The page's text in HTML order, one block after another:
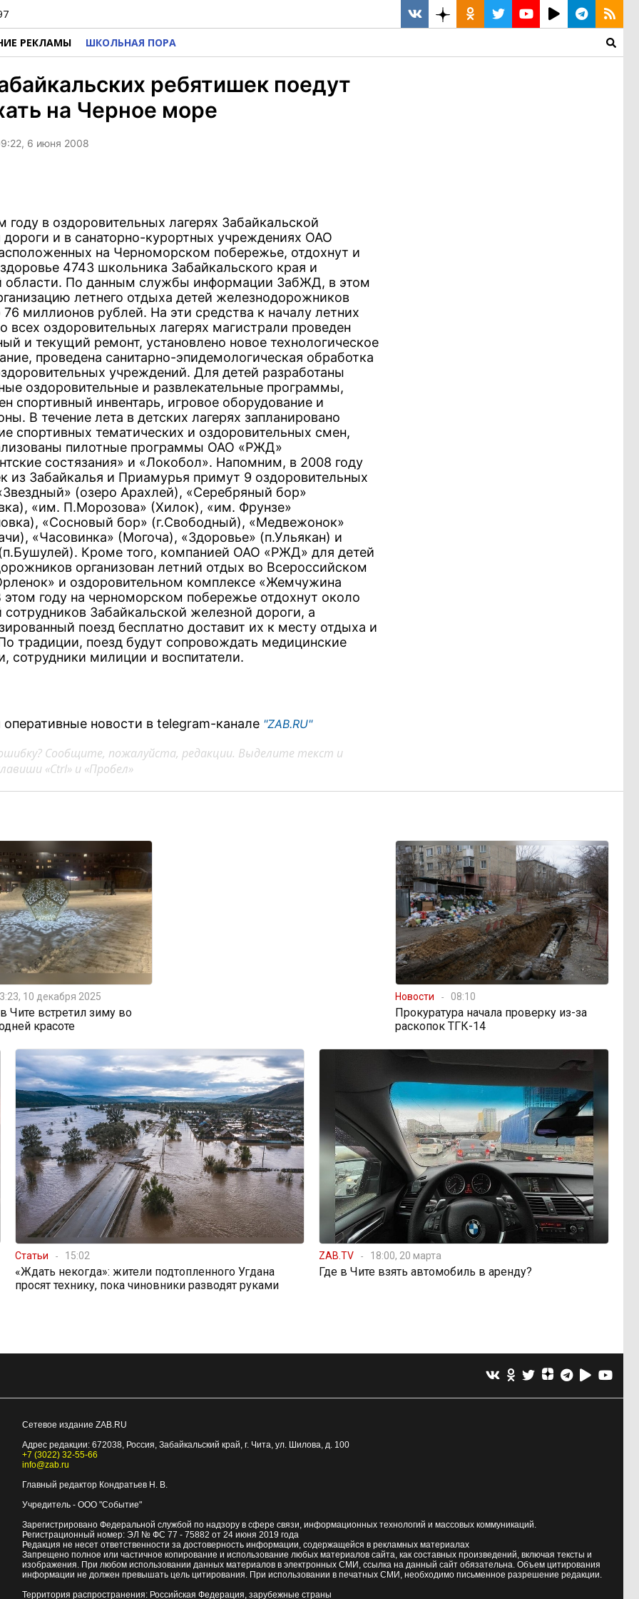
РЕКЛАМЫ ШКОЛЬНАЯ ПОРА
ребятишек поедут
на Черное море
6 июня 2008
году в оздоровительных лагерях Забайкальской
дороги и в санаторно-курортных учреждениях ОАО
на Черноморском побережье, отдохнут и
4743 школьника Забайкальского края и
области. По данным службы информации ЗабЖД, в этом
летнего отдыха детей железнодорожников
миллионов рублей. На эти средства к началу летних
всех оздоровительных лагерях магистрали проведен
и текущий ремонт, установлено новое технологическое
проведена санитарно-эпидемологическая обработка
учреждений. Для детей разработаны
оздоровительные и развлекательные программы,
спортивный инвентарь, игровое оборудование и
В течение лета в детских лагерях запланировано
спортивных тематических и оздоровительных смен,
пилотные программы ОАО «РЖД»
состязания» и «Локобол». Напомним, в 2008 году
из Забайкалья и Приамурья примут 9 оздоровительных
(озеро Арахлей), «Серебряный бор»
«им. П.Морозова» (Хилок), «им. Фрунзе»
«Сосновый бор» (г.Свободный), «Медвежонок»
«Часовинка» (Могоча), «Здоровье» (п.Ульякан) и
Кроме того, компанией ОАО «РЖД» для детей
организован летний отдых во Всероссийском
и оздоровительном комплексе «Жемчужина
году на черноморском побережье отдохнут около
сотрудников Забайкальской железной дороги, а
поезд бесплатно доставит их к месту отдыха и
традиции, поезд будут сопровождать медицинские
сотрудники милиции и воспитатели.
новости в telegram-канале "ZAB.RU"
Сообщите, пожалуйста, редакции. Выделите текст и
«Ctrl» и «Пробел»
10 декабря 2025
встретил зиму во
красоте
Новости 08:10
Прокуратура начала проверку из-за
раскопок ТГК-14
Статьи 15:02
«Ждать некогда»: жители подтопленного Угдана
просят технику, пока чиновники разводят руками
ZAB.TV 18:00, 20 марта
Где в Чите взять автомобиль в аренду?
Сетевое издание ZAB.RU
Адрес редакции: 672038, Россия, Забайкальский край, г. Чита, ул. Шилова, д. 100
+7 (3022) 32-55-66
info@zab.ru
Главный редактор Кондратьев Н. В.
Учредитель - ООО "Событие"
Зарегистрировано Федеральной службой по надзору в сфере связи, информационных технологий и массовых коммуникаций.
Регистрационный номер: ЭЛ № ФС 77 - 75882 от 24 июня 2019 года
Редакция не несет ответственности за достоверность информации, содержащейся в рекламных материалах
Запрещено полное или частичное копирование и использование любых материалов сайта, как составных произведений, включая тексты и
изображения. При любом использовании данных материалов в электронных СМИ, ссылка на данный сайт обязательна. Объем цитирования
информации не должен превышать цель цитирования. При использовании в печатных СМИ, необходимо письменное разрешение редакции.
Территория распространения: Российская Федерация, зарубежные страны